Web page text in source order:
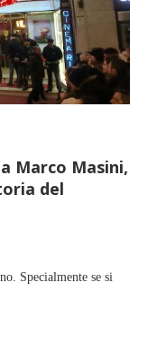
Marco Masini,
del
Specialmente se si